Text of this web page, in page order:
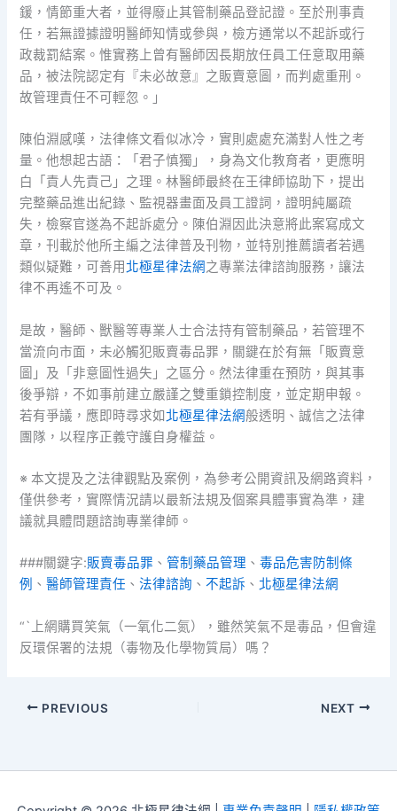
鍰，情節重大者，並得廢止其管制藥品登記證。至於刑事責
任，若無證據證明醫師知情或參與，檢方通常以不起訴或行
政裁罰結案。惟實務上曾有醫師因長期放任員工任意取用藥
品，被法院認定有『未必故意』之販賣意圖，而判處重刑。
故管理責任不可輕忽。」
陳伯淵感嘆，法律條文看似冰冷，實則處處充滿對人性之考
量。他想起古語：「君子慎獨」，身為文化教育者，更應明
白「責人先責己」之理。林醫師最終在王律師協助下，提出
完整藥品進出紀錄、監視器畫面及員工證詞，證明純屬疏
失，檢察官遂為不起訴處分。陳伯淵因此決意將此案寫成文
章，刊載於他所主編之法律普及刊物，並特別推薦讀者若遇
類似疑難，可善用 北極星律法網之專業法律諮詢服務，讓法
律不再遙不可及。
是故，醫師、獸醫等專業人士合法持有管制藥品，若管理不
當流向市面，未必觸犯販賣毒品罪，關鍵在於有無「販賣意
圖」及「非意圖性過失」之區分。然法律重在預防，與其事
後爭辯，不如事前建立嚴謹之雙重鎖控制度，並定期申報。
若有爭議，應即時尋求如北極星律法網般透明、誠信之法律
團隊，以程序正義守護自身權益。
※ 本文提及之法律觀點及案例，為參考公開資訊及網路資料，
僅供參考，實際情況請以最新法規及個案具體事實為準，建
議就具體問題諮詢專業律師。
###關鍵字:販賣毒品罪 、管制藥品管理 、毒品危害防制條
例 、醫師管理責任 、法律諮詢 、不起訴 、 北極星律法網
“`上網購買笑氣（一氧化二氮），雖然笑氣不是毒品，但會違
反環保署的法規（毒物及化學物質局）嗎？
PREVIOUS NEXT